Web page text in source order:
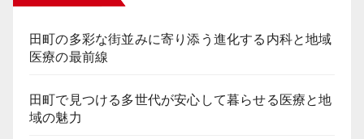
田町の多彩な街並みに寄り添う進化する内科と地域
医療の最前線
田町で見つける多世代が安心して暮らせる医療と地
域の魅力